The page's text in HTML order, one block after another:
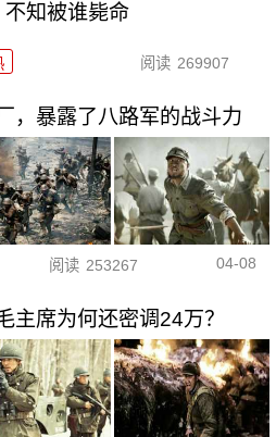
不知被谁毙命
阅读 269907
，暴露了八路军的战斗力
阅读 253267 04-08
主席为何还密调24万？